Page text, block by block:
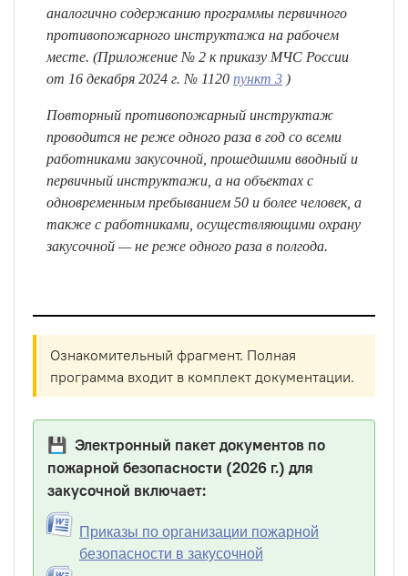
аналогично содержанию программы первичного
противопожарного инструктажа на рабочем
месте. (Приложение № 2 к приказу МЧС России
от 16 декабря 2024 г. № 1120 пункт 3 )
Повторный противопожарный инструктаж
проводится не реже одного раза в год со всеми
работниками закусочной, прошедшими вводный и
первичный инструктажи, а на объектах с
одновременным пребыванием 50 и более человек, а
также с работниками, осуществляющими охрану
закусочной — не реже одного раза в полгода.
Ознакомительный фрагмент. Полная
программа входит в комплект документации.
💾 Электронный пакет документов по
пожарной безопасности (2026 г.) для
закусочной включает:
Приказы по организации пожарной
безопасности в закусочной